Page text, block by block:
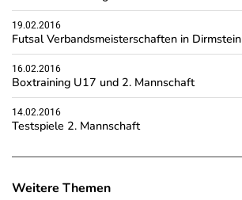
19.02.2016
Futsal Verbandsmeisterschaften in Dirmstein
16.02.2016
Boxtraining U17 und 2. Mannschaft
14.02.2016
Testspiele 2. Mannschaft
Weitere Themen